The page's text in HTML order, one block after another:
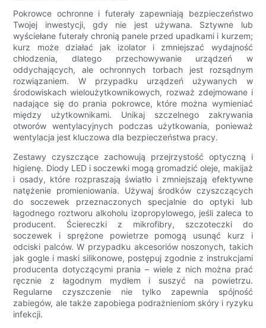
Pokrowce ochronne i futerały zapewniają bezpieczeństwo
Twojej inwestycji, gdy nie jest używana. Sztywne lub
wyściełane futerały chronią panele przed upadkami i kurzem;
kurz może działać jak izolator i zmniejszać wydajność
chłodzenia, dlatego przechowywanie urządzeń w
oddychających, ale ochronnych torbach jest rozsądnym
rozwiązaniem. W przypadku urządzeń używanych w
środowiskach wieloużytkownikowych, rozważ zdejmowane i
nadające się do prania pokrowce, które można wymieniać
między użytkownikami. Unikaj szczelnego zakrywania
otworów wentylacyjnych podczas użytkowania, ponieważ
wentylacja jest kluczowa dla bezpieczeństwa pracy.
Zestawy czyszczące zachowują przejrzystość optyczną i
higienę. Diody LED i soczewki mogą gromadzić oleje, makijaż
i osady, które rozpraszają światło i zmniejszają efektywne
natężenie promieniowania. Używaj środków czyszczących
do soczewek przeznaczonych specjalnie do optyki lub
łagodnego roztworu alkoholu izopropylowego, jeśli zaleca to
producent. Ściereczki z mikrofibry, szczoteczki do
soczewek i sprężone powietrze pomogą usunąć kurz i
odciski palców. W przypadku akcesoriów noszonych, takich
jak gogle i maski silikonowe, postępuj zgodnie z instrukcjami
producenta dotyczącymi prania – wiele z nich można prać
ręcznie z łagodnym mydłem i suszyć na powietrzu.
Regularne czyszczenie nie tylko zapewnia spójność
zabiegów, ale także zapobiega podrażnieniom skóry i ryzyku
infekcji.